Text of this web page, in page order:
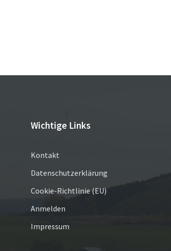
Wichtige Links
Kontakt
Datenschutzerklärung
Cookie-Richtlinie (EU)
Anmelden
Impressum